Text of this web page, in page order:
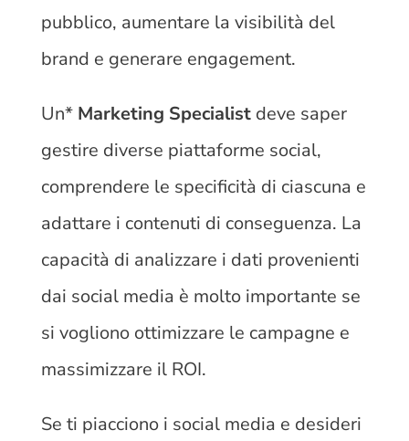
pubblico, aumentare la visibilità del
brand e generare engagement.
Un* Marketing Specialist deve saper
gestire diverse piattaforme social,
comprendere le specificità di ciascuna e
adattare i contenuti di conseguenza. La
capacità di analizzare i dati provenienti
dai social media è molto importante se
si vogliono ottimizzare le campagne e
massimizzare il ROI.
Se ti piacciono i social media e desideri